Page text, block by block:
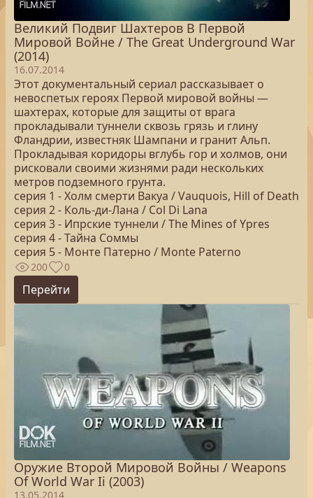
Великий Подвиг Шахтеров В Первой
Мировой Войне / The Great Underground War
(2014)
16.07.2014
Этот документальный сериал рассказывает о
невоспетых героях Первой мировой войны —
шахтерах, которые для защиты от врага
прокладывали туннели сквозь грязь и глину
Фландрии, известняк Шампани и гранит Альп.
Прокладывая коридоры вглубь гор и холмов, они
рисковали своими жизнями ради нескольких
метров подземного грунта.
серия 1 - Холм смерти Вакуа / Vauquois, Hill of Death
серия 2 - Коль-ди-Лана / Col Di Lana
серия 3 - Ипрские туннели / The Mines of Ypres
серия 4 - Тайна Соммы
серия 5 - Монте Патерно / Monte Paterno
200 0
Перейти
Оружие Второй Мировой Войны / Weapons
Of World War Ii (2003)
13.05.2014